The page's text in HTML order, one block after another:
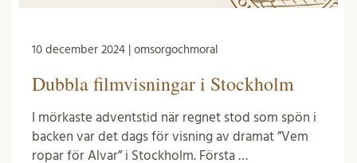
10 december 2024 | omsorgochmoral
Dubbla filmvisningar i Stockholm
I mörkaste adventstid när regnet stod som spön i
backen var det dags för visning av dramat ”Vem
ropar för Alvar” i Stockholm. Första …